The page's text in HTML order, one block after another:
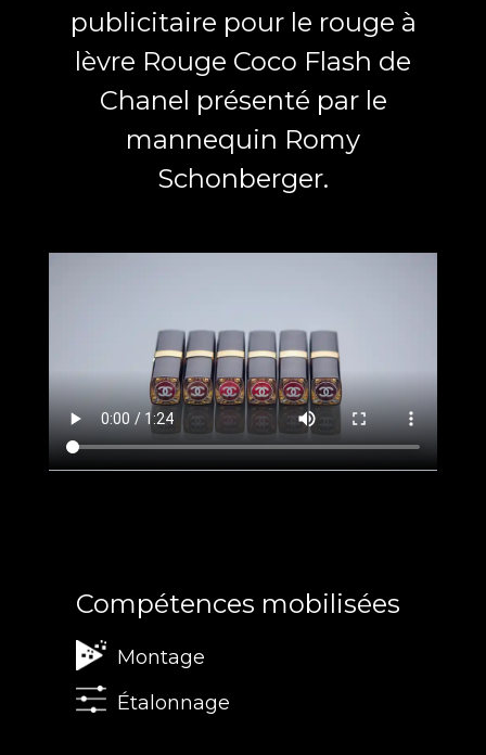
publicitaire pour le rouge à
lèvre Rouge Coco Flash de
Chanel présenté par le
mannequin Romy
Schonberger.
Compétences mobilisées
Montage
Étalonnage